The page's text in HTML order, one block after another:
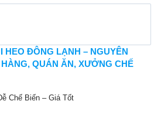
HEO ĐÔNG LẠNH – NGUYÊN
QUÁN ĂN, XƯỞNG CHẾ
Chế Biến – Giá Tốt